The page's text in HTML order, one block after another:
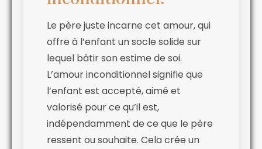
Le père juste incarne cet amour, qui
offre à l’enfant un socle solide sur
lequel bâtir son estime de soi.
L’amour inconditionnel signifie que
l’enfant est accepté, aimé et
valorisé pour ce qu’il est,
indépendamment de ce que le père
ressent ou souhaite. Cela crée un